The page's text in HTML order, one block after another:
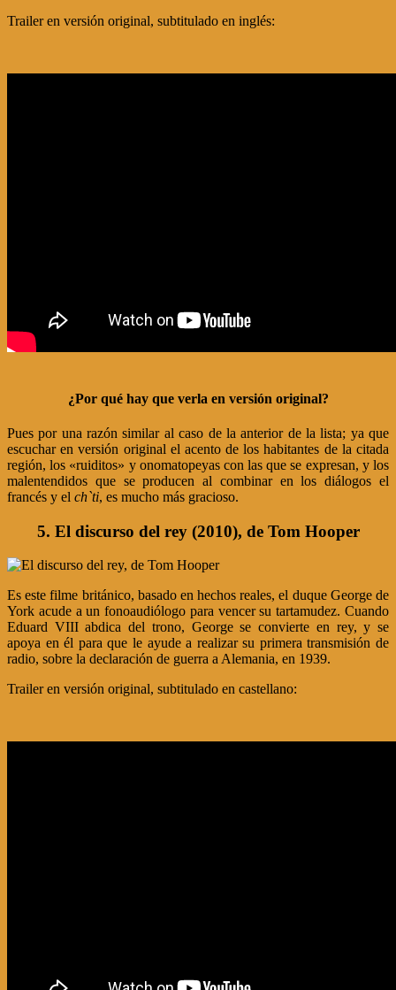
Trailer en versión original, subtitulado en inglés:
¿Por qué hay que verla en versión original?
Pues por una razón similar al caso de la anterior de la lista; ya que
escuchar en versión original el acento de los habitantes de la citada
región, los «ruiditos» y onomatopeyas con las que se expresan, y los
malentendidos que se producen al combinar en los diálogos el
francés y el ch`ti, es mucho más gracioso.
5. El discurso del rey (2010), de Tom Hooper
Es este filme británico, basado en hechos reales, el duque George de
York acude a un fonoaudiólogo para vencer su tartamudez. Cuando
Eduard VIII abdica del trono, George se convierte en rey, y se
apoya en él para que le ayude a realizar su primera transmisión de
radio, sobre la declaración de guerra a Alemania, en 1939.
Trailer en versión original, subtitulado en castellano: